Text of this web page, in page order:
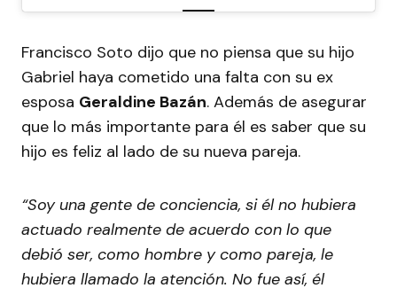
Francisco Soto dijo que no piensa que su hijo
Gabriel haya cometido una falta con su ex
esposa Geraldine Bazán. Además de asegurar
que lo más importante para él es saber que su
hijo es feliz al lado de su nueva pareja.
“Soy una gente de conciencia, si él no hubiera
actuado realmente de acuerdo con lo que
debió ser, como hombre y como pareja, le
hubiera llamado la atención. No fue así, él